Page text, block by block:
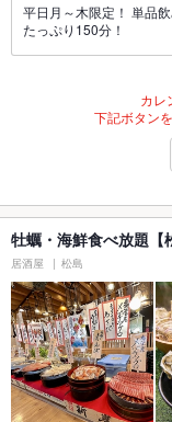
平日月～木限定！ 単品
たっぷり150分！
カレ
下記ボタン
牡蠣・海鮮食べ放題【
居酒屋 松島